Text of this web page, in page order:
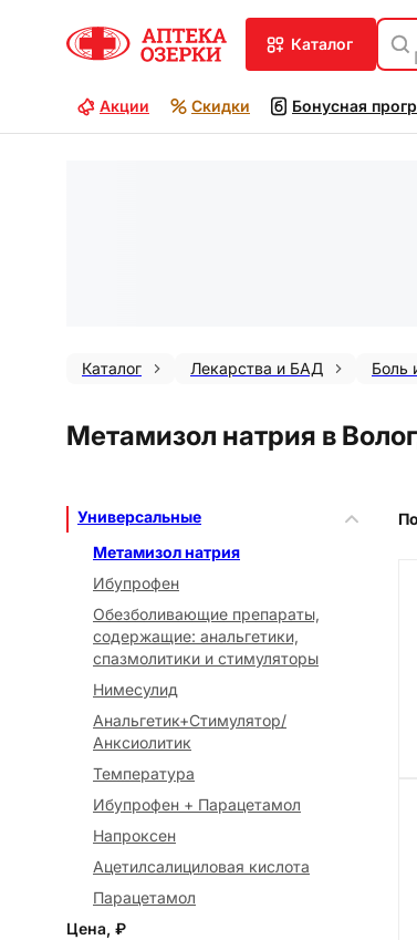
каталог
Акции Скидки Бонусная
Каталог Лекарства и БАД Боль
Метамизол натрия в
Универсальные
Метамизол натрия
Ибупрофен
Обезболивающие препараты,
содержащие: анальгетики,
спазмолитики и стимуляторы
Нимесулид
Анальгетик+Стимулятор/
Анксиолитик
Температура
Ибупрофен + Парацетамол
Напроксен
Ацетилсалициловая кислота
Парацетамол
Цена, ₽